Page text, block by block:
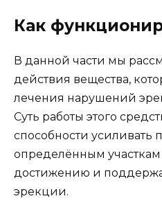
Как
В данной части мы
действия вещества,
лечения нарушений
Суть работы этого
способности усиливать
определённым участкам
достижению и
эрекции.